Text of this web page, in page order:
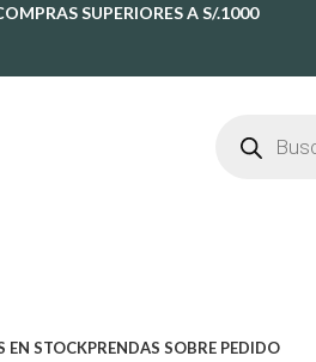
SUPERIORES A S/.1000
EN STOCKPRENDAS SOBRE PEDIDO